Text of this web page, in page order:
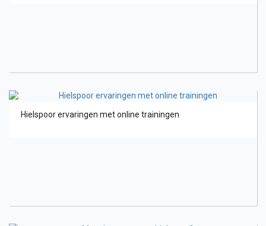
Hielspoor ervaringen met online trainingen